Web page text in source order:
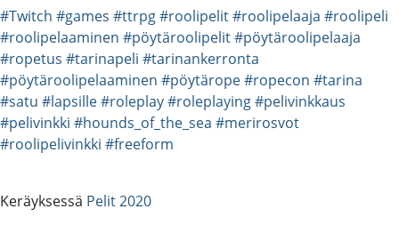
#Twitch #games #ttrpg#roolipelit#roolipelaaja #roolipeli
#roolipelaaminen #pöytäroolipelit#pöytäroolipelaaja
#ropetus #tarinapeli #tarinankerronta
#pöytäroolipelaaminen #pöytärope#ropecon #tarina
#satu #lapsille#roleplay#roleplaying#pelivinkkaus
#pelivinkki #hounds_of_the_sea #merirosvot
#roolipelivinkki #freeform
Keräyksessä Pelit 2020